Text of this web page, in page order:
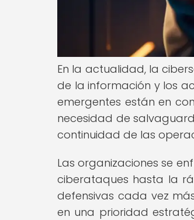
En la actualidad, la
de la información y los
emergentes están en
necesidad de
continuidad de las
Las organizaciones se
ciberataques hasta la
defensivas cada vez
en una prioridad